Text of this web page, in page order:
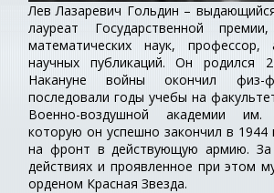
Лев Лазаревич Гольдин –
лауреат Государственной
математических наук,
научных публикаций. Он родился
Накануне войны окончил
последовали годы учебы на
Военно-воздушной академии им.
которую он успешно закончил в 1944
на фронт в действующую армию. За
действиях и проявленное при этом
орденом Красная Звезда.